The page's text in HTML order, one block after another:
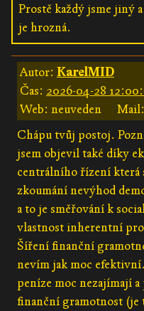
Prostě každý jsme jiný
je hrozná.
Autor: KarelMID
Čas: 2026-04-28
Web: neuveden
Chápu tvůj postoj.
jsem objevil také díky
centrálního řízení která
zkoumání nevýhod
a to je směřování k
vlastnost inherentní
Šíření finanční
nevím jak moc
peníze moc nezajímají
finanční gramotnost (je